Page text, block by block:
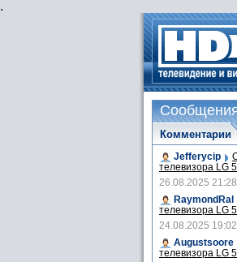
.
Комментарии
Jefferycip
телевизора LG
26.08.2025 21:28
RaymondRal
телевизора LG
24.08.2025 19:02
Augustsoore
телевизора LG